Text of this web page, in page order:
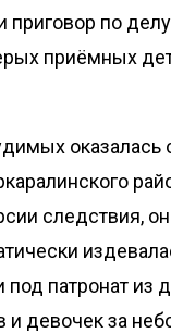
приговор по
приёмных
оказалась
следствия,
патронат из
и девочек за